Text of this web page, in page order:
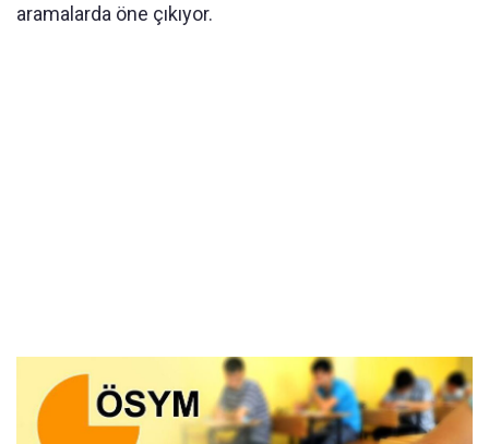
aramalarda öne çıkıyor.